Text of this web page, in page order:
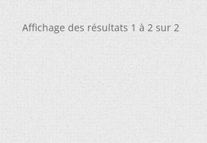
Affichage des résultats 1 à 2 sur 2